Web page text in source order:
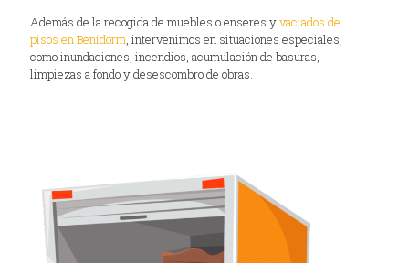
Además de la recogida de muebles o enseres yvaciados de
pisos en Benidorm, intervenimos en situaciones especiales,
como inundaciones, incendios, acumulación de basuras,
limpiezas a fondo y desescombro de obras.